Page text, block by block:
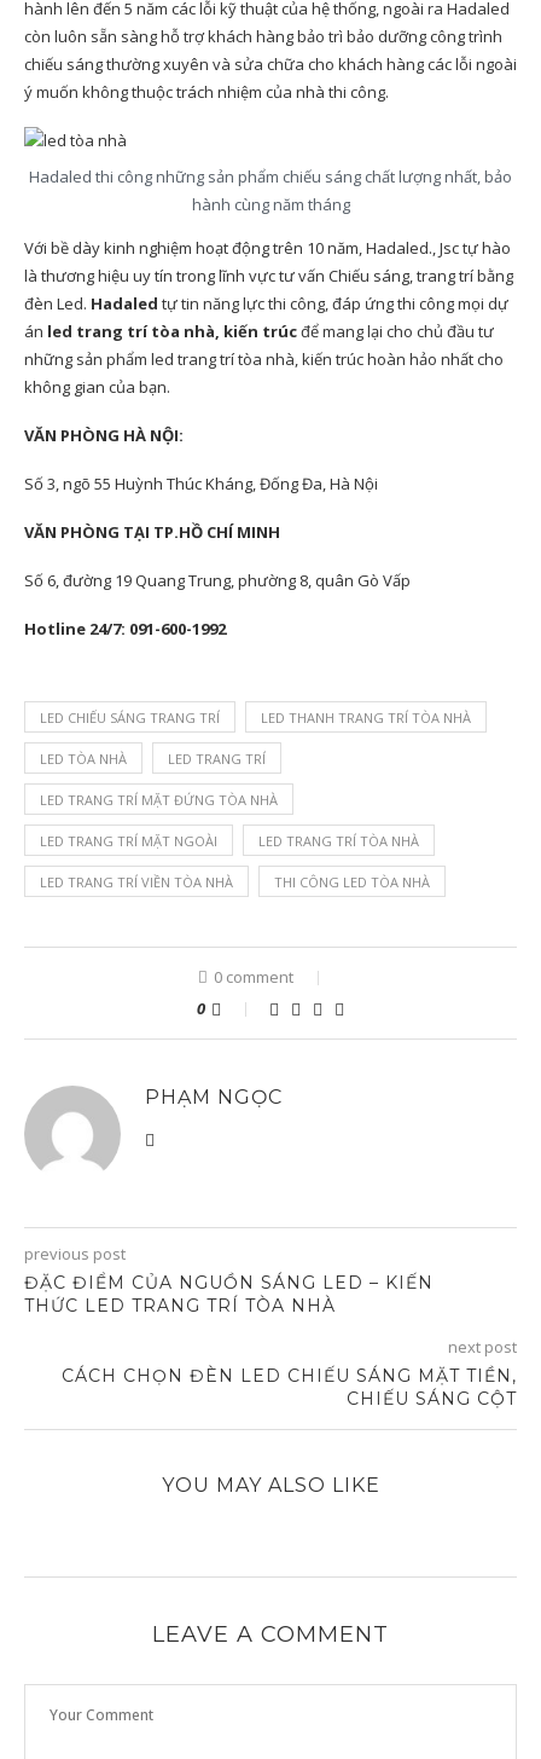
hành lên đến 5 năm các lỗi kỹ thuật của hệ thống, ngoài ra Hadaled
còn luôn sẵn sàng hỗ trợ khách hàng bảo trì bảo dưỡng công trình
chiếu sáng thường xuyên và sửa chữa cho khách hàng các lỗi ngoài
ý muốn không thuộc trách nhiệm của nhà thi công.
Hadaled thi công những sản phẩm chiếu sáng chất lượng nhất, bảo
hành cùng năm tháng
Với bề dày kinh nghiệm hoạt động trên 10 năm, Hadaled., Jsc tự hào
là thương hiệu uy tín trong lĩnh vực tư vấn Chiếu sáng, trang trí bằng
đèn Led. Hadaled tự tin năng lực thi công, đáp ứng thi công mọi dự
án led trang trí tòa nhà, kiến trúcđể mang lại cho chủ đầu tư
những sản phẩm led trang trí tòa nhà, kiến trúc hoàn hảo nhất cho
không gian của bạn.
VĂN PHÒNG HÀ NỘI:
Số 3, ngõ 55 Huỳnh Thúc Kháng, Đống Đa, Hà Nội
VĂN PHÒNG TẠI TP.HỒ CHÍ MINH
Số 6, đường 19 Quang Trung, phường 8, quân Gò Vấp
Hotline 24/7: 091-600-1992
LED CHIẾU SÁNG TRANG TRÍ LED THANH TRANG TRÍ TÒA NHÀ
LED TÒA NHÀ LED TRANG TRÍ
LED TRANG TRÍ MẶT ĐỨNG TÒA NHÀ
LED TRANG TRÍ MẶT NGOÀI LED TRANG TRÍ TÒA NHÀ
LED TRANG TRÍ VIỀN TÒA NHÀ THI CÔNG LED TÒA NHÀ
0 comment
0
PHẠM NGỌC
previous post
ĐẶC ĐIỂM CỦA NGUỒN SÁNG LED – KIẾN
THỨC LED TRANG TRÍ TÒA NHÀ
next post
CÁCH CHỌN ĐÈN LED CHIẾU SÁNG MẶT TIỀN,
CHIẾU SÁNG CỘT
YOU MAY ALSO LIKE
LEAVE A COMMENT